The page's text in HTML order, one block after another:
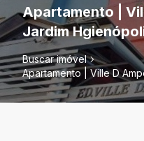
Apartamento |
Jardim
Buscar imóvel
Apartamento | Ville D